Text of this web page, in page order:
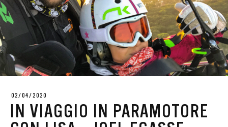
02/04/2020
IN VIAGGIO IN PARAMOTORE